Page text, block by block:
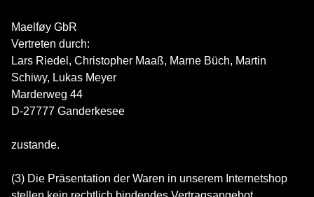
Maelføy GbR
Vertreten durch:
Lars Riedel, Christopher Maaß, Marne Büch, Martin
Schiwy, Lukas Meyer
Marderweg 44
D-27777 Ganderkesee
zustande.
(3) Die Präsentation der Waren in unserem Internetshop